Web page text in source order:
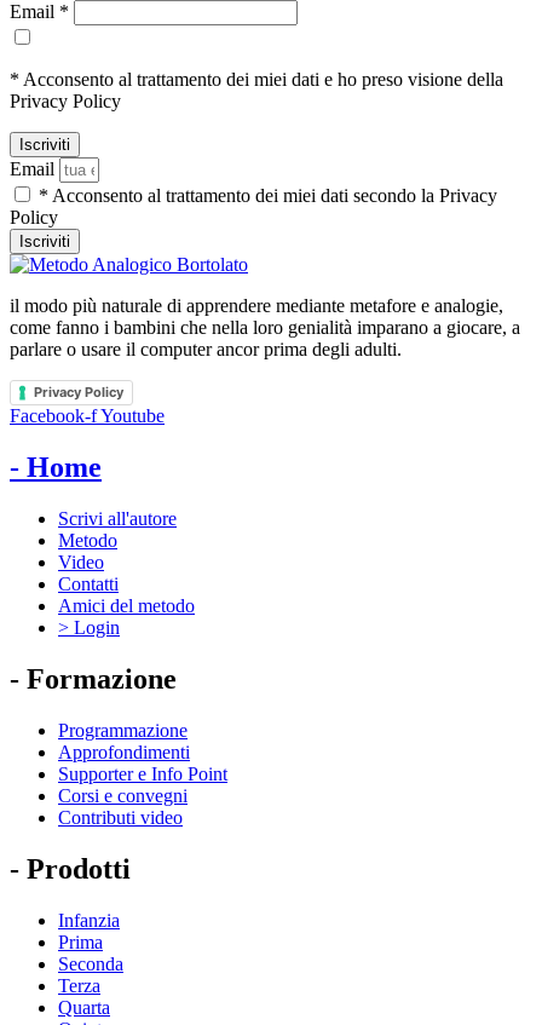
Email *
* Acconsento al trattamento dei miei dati e ho preso visione della
Privacy Policy
Email
* Acconsento al trattamento dei miei dati secondo la Privacy
Policy
Iscriviti
il modo più naturale di apprendere mediante metafore e analogie,
come fanno i bambini che nella loro genialità imparano a giocare, a
parlare o usare il computer ancor prima degli adulti.
Privacy Policy
Facebook-fYoutube
- Home
Scrivi all'autore
Metodo
Video
Contatti
Amici del metodo
> Login
- Formazione
Programmazione
Approfondimenti
Supporter e Info Point
Corsi e convegni
Contributi video
- Prodotti
Infanzia
Prima
Seconda
Terza
Quarta